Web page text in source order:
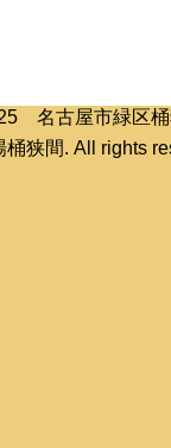
名古屋市緑区
狭間. All rights